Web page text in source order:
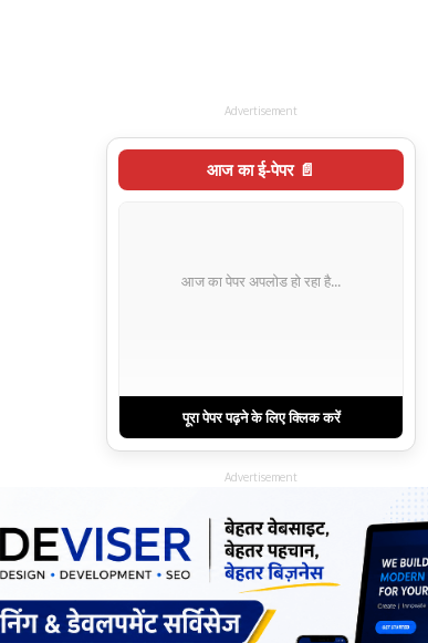
Advertisement
आज का ई-पेपर 📄
आज का पेपर अपलोड हो रहा है...
पूरा पेपर पढ़ने के लिए क्लिक करें
Advertisement